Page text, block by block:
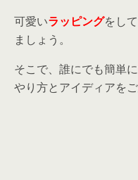
可愛いラッピングをし
ましょう。
そこで、誰にでも簡単
やり方とアイディアをご